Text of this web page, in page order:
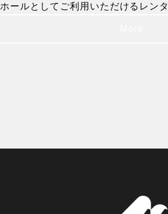
ホールとしてご利用いただけるレン